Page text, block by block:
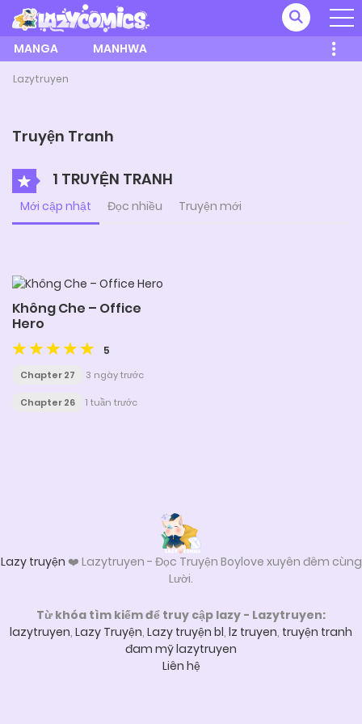
MANGA MANHWA
Lazytruyen
Truyện Tranh
1 TRUYỆN TRANH
Mới cập nhật Đọc nhiều Truyện mới
Không Che – Office
Hero
5
Chapter 27 3 ngày trước
Chapter 26 1 tuần trước
Lazy truyện ❤️ Lazytruyen - Đọc Truyện Boylove xuyên đêm cùng
Lười.
Từ khóa tìm kiếm để truy cập lazy - Lazytruyen:
lazytruyen, Lazy Truyện, Lazy truyện bl, lz truyen, truyện tranh
đam mỹ lazytruyen
Liên hệ